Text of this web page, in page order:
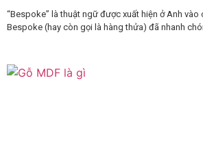
“Bespoke” là thuật ngữ được xuất hiện ở Anh vào
Bespoke (hay còn gọi là hàng thửa) đã nhanh